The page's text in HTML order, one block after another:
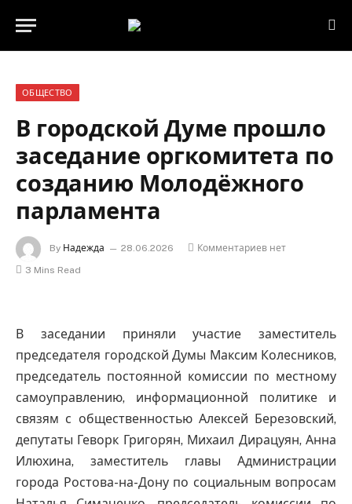
ОБЩЕСТВО
В городской Думе прошло
заседание оргкомитета по
созданию Молодёжного
парламента
By Надежда 28.06.2026
Комментариев нет
3 Mins Read
В заседании приняли участие заместитель
председателя городской Думы Максим Колесников,
председатель постоянной комиссии по местному
самоуправлению, информационной политике и
связям с общественностью Алексей Березовский,
депутаты Геворк Григорян, Михаил Дирацуян, Анна
Илюхина, заместитель главы Администрации
города Ростова-на-Дону по социальным вопросам